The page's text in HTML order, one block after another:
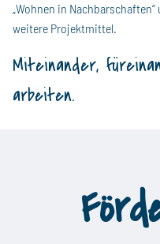
„Wohnen in
weitere Projektmittel.
Miteinander,
arbeiten.